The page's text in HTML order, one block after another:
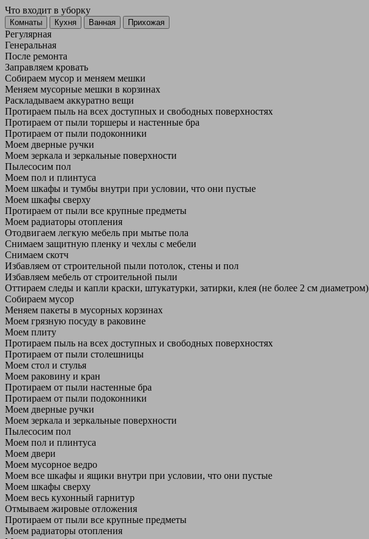
Что входит в уборку
Регу­лярная
Гене­ральная
После ремонта
Заправляем кровать
Собираем мусор и меняем мешки
Меняем мусорные мешки в корзинах
Раскладываем аккуратно вещи
Протираем пыль на всех доступных и свободных поверхностях
Протираем от пыли торшеры и настенные бра
Протираем от пыли подоконники
Моем дверные ручки
Моем зеркала и зеркальные поверхности
Пылесосим пол
Моем пол и плинтуса
Моем шкафы и тумбы внутри при условии, что они пустые
Моем шкафы сверху
Протираем от пыли все крупные предметы
Моем радиаторы отопления
Отодвигаем легкую мебель при мытье пола
Снимаем защитную пленку и чехлы с мебели
Снимаем скотч
Избавляем от строительной пыли потолок, стены и пол
Избавляем мебель от строительной пыли
Оттираем следы и капли краски, штукатурки, затирки, клея (не более 2 см диаметром)
Собираем мусор
Меняем пакеты в мусорных корзинах
Моем грязную посуду в раковине
Моем плиту
Протираем пыль на всех доступных и свободных поверхностях
Протираем от пыли столешницы
Моем стол и стулья
Моем раковину и кран
Протираем от пыли настенные бра
Протираем от пыли подоконники
Моем дверные ручки
Моем зеркала и зеркальные поверхности
Пылесосим пол
Моем пол и плинтуса
Моем двери
Моем мусорное ведро
Моем все шкафы и ящики внутри при условии, что они пустые
Моем шкафы сверху
Моем весь кухонный гарнитур
Отмываем жировые отложения
Протираем от пыли все крупные предметы
Моем радиаторы отопления